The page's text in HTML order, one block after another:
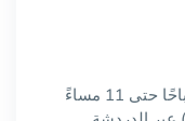
دعم العملاء يوميًا من الساعة 10 صباحًا حتى 11 مساءً